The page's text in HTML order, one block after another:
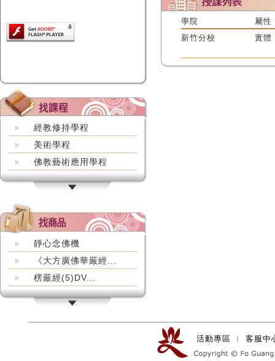
經教修持學程
美術學程
佛教藝術應用學程
靜心念佛機
《大方廣佛華嚴經...
楞嚴經(5)DV...
學院
屬性
新竹分校
實體
活動專區 ︱ 客服中